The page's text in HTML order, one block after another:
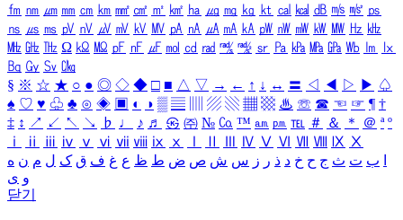
㎙ ㎚ ㎛ ㎜ ㎝ ㎞ ㎟ ㎠ ㎡ ㎢ ㏊ ㎍ ㎎ ㎏ ㏏ ㎈ ㎉ ㏈ ㎧ ㎨ ㎰
㎱ ㎲ ㎳ ㎴ ㎵ ㎶ ㎷ ㎸ ㎹ ㎀ ㎁ ㎂ ㎃ ㎄ ㎺ ㎻ ㎽ ㎾ ㎿ ㎐ ㎑
㎒ ㎓ ㎔ Ω ㏀ ㏁ ㎊ ㎋ ㎌ ㏖ ㏅ ㎭ ㎮ ㎯ ㏛ ㎩ ㎪ ㎫ ㎬ ㏝ ㏐
㏓
㏃ ㏉ ㏜ ㏆
§ ※ ☆ ★ ○ ● ◎ ◇ ◆ □ ■ △ ▽ → ← ↑ ↓ ↔ 〓 ◁ ◀ ▷ ▶ ♤
♠ ♡ ♥ ♧ ♣ ⊙ ◈ ▣ ◐ ◑ ▒ ▤ ▨ ▧ ▦ ▩ ♨ ☏ ☎ ☜ ☞ ¶ †
‡ ↕ ↗ ↙ ↖ ↘ ♭ ♩ ♪ ♬ ㉿ ㈜ № ㏇ ™ ㏂ ㏘ ℡ ＃ ＆ ＊ ＠ ª º
ⅰ
ⅱ ⅲ ⅳ ⅴ ⅵ ⅶ ⅷ ⅸ ⅹ Ⅳ Ⅴ Ⅵ Ⅶ Ⅷ Ⅸ Ⅹ
ب ت ث ج ح خ د ذ ر ز س ش ص ض ط ظ ع غ ف ق ک ل م ن ه
و ی
닫기